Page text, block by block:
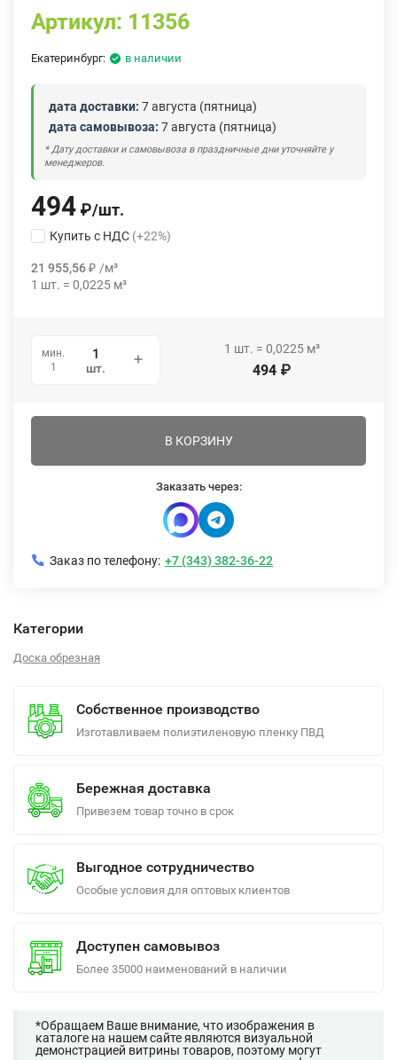
Артикул: 11356
Екатеринбург: в наличии
дата доставки: 7 августа (пятница)
дата самовывоза: 7 августа (пятница)
* Дату доставки и самовывоза в праздничные дни уточняйте у
менеджеров.
494 ₽/шт.
Купить с НДС (+22%)
21 955,56₽ /м³
1 шт. = 0,0225 м³
мин.
1
шт.
1 шт. = 0,0225 м³
494 ₽
В КОРЗИНУ
Заказать через:
Заказ по телефону: +7 (343) 382-36-22
Категории
Доска обрезная
Собственное производство
Изготавливаем полиэтиленовую пленку ПВД
Бережная доставка
Привезем товар точно в срок
Выгодное сотрудничество
Особые условия для оптовых клиентов
Доступен самовывоз
Более 35000 наименований в наличии
*Обращаем Ваше внимание, что изображения в
каталоге на нашем сайте являются визуальной
демонстрацией витрины товаров, поэтому могут